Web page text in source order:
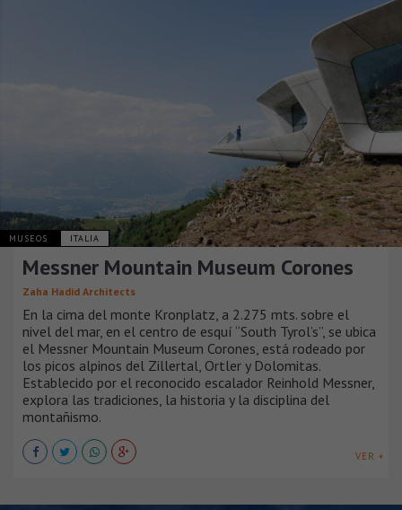
MUSEOS ITALIA
Messner Mountain Museum Corones
Zaha Hadid Architects
En la cima del monte Kronplatz, a 2.275 mts. sobre el
nivel del mar, en el centro de esquí “South Tyrol’s”, se ubica
el Messner Mountain Museum Corones, está rodeado por
los picos alpinos del Zillertal, Ortler y Dolomitas.
Establecido por el reconocido escalador Reinhold Messner,
explora las tradiciones, la historia y la disciplina del
montañismo.
VER +